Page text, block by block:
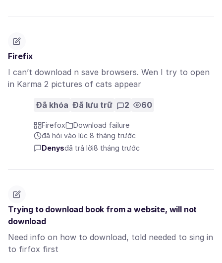
Firefix
I can’t download n save browsers. Wen I try to open
in Karma 2 pictures of cats appear
Đã khóa Đã lưu trữ 2 60
Firefox
Download failure
đã hỏi vào lúc 8 tháng trước
Denysđã trả lời8 tháng trước
Trying to download book from a website, will not
download
Need info on how to download, told needed to sing in
to firfox first